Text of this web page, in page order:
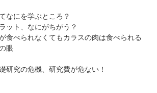
なにを学ぶところ？
ット、なにがちがう？
食べられなくてもカラスの肉は食べられる
眼
究の危機、研究費が危ない！